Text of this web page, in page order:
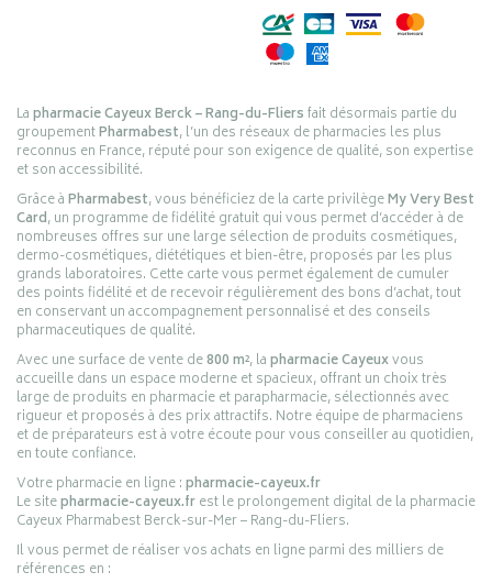
Lapharmacie Cayeux Berck – Rang-du-Fliersfait désormais partie du
groupementPharmabest, l’un des réseaux de pharmacies les plus
reconnus en France, réputé pour son exigence de qualité, son expertise
et son accessibilité.
Grâce àPharmabest, vous bénéficiez de la carte privilègeMy Very Best
Card, un programme de fidélité gratuit qui vous permet d’accéder à de
nombreuses offres sur une large sélection de produits cosmétiques,
dermo-cosmétiques, diététiques et bien-être, proposés par les plus
grands laboratoires. Cette carte vous permet également de cumuler
des points fidélité et de recevoir régulièrement des bons d’achat, tout
en conservant un accompagnement personnalisé et des conseils
pharmaceutiques de qualité.
Avec une surface de vente de800 m², lapharmacie Cayeuxvous
accueille dans un espace moderne et spacieux, offrant un choix très
large de produits en pharmacie et parapharmacie, sélectionnés avec
rigueur et proposés à des prix attractifs. Notre équipe de pharmaciens
et de préparateurs est à votre écoute pour vous conseiller au quotidien,
en toute confiance.
Votre pharmacie en ligne :pharmacie-cayeux.fr
Le sitepharmacie-cayeux.frest le prolongement digital de la pharmacie
Cayeux Pharmabest Berck-sur-Mer – Rang-du-Fliers.
Il vous permet de réaliser vos achats en ligne parmi des milliers de
références en :